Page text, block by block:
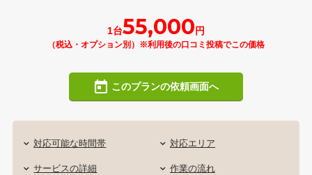
1台55,000 円
（税込・オプション別）※利用後の口コミ投稿でこの価格
このプランの依頼画面へ
対応可能な時間帯 対応エリア
サービスの詳細 作業の流れ